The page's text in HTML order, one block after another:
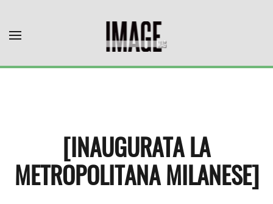
Skip to main content
[INAUGURATA LA
METROPOLITANA MILANESE]